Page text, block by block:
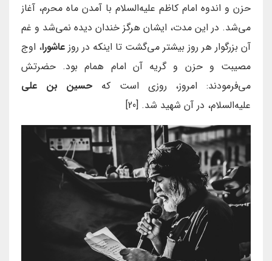
حزن و اندوه امام کاظم علیه‌السلام با آمدن ماه محرم، آغاز
می‌شد. در این مدت، ایشان هرگز خندان دیده نمی‌شد و غم
آن بزرگوار هر روز بیشتر می‌گشت تا اینکه در روز عاشورا، اوج
مصیبت و حزن و گریه آن امام همام بود. حضرتش
می‌فرمودند: امروز، روزی است که حسین بن علی
علیه‌السلام، در آن شهید شد. [20]